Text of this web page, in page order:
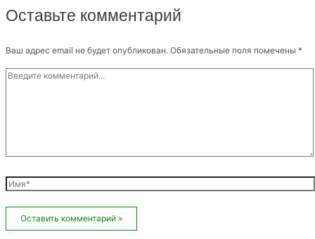
Оставьте комментарий
Ваш адрес email не будет опубликован. Обязательные поля помечены *
Введите
комментарий...
Имя*